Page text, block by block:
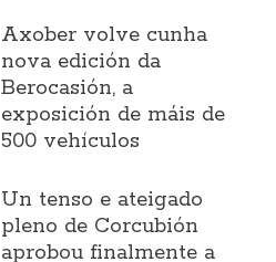
Axober volve cunha
nova edición da
Berocasión, a
exposición de máis de
500 vehículos
Un tenso e ateigado
pleno de Corcubión
aprobou finalmente a